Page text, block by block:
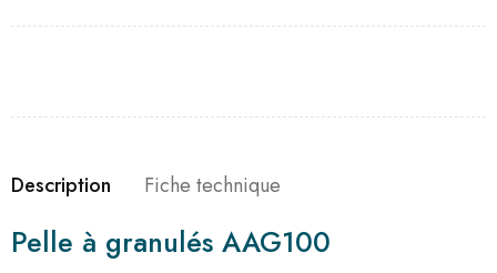
Description Fiche technique
Pelle à granulés AAG100